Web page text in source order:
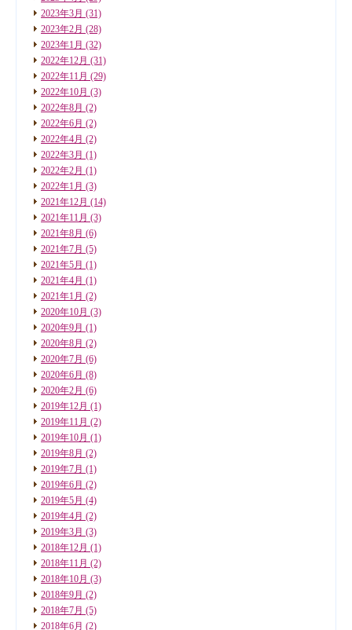
2023年3月 (31)
2023年2月 (28)
2023年1月 (32)
2022年12月 (31)
2022年11月 (29)
2022年10月 (3)
2022年8月 (2)
2022年6月 (2)
2022年4月 (2)
2022年3月 (1)
2022年2月 (1)
2022年1月 (3)
2021年12月 (14)
2021年11月 (3)
2021年8月 (6)
2021年7月 (5)
2021年5月 (1)
2021年4月 (1)
2021年1月 (2)
2020年10月 (3)
2020年9月 (1)
2020年8月 (2)
2020年7月 (6)
2020年6月 (8)
2020年2月 (6)
2019年12月 (1)
2019年11月 (2)
2019年10月 (1)
2019年8月 (2)
2019年7月 (1)
2019年6月 (2)
2019年5月 (4)
2019年4月 (2)
2019年3月 (3)
2018年12月 (1)
2018年11月 (2)
2018年10月 (3)
2018年9月 (2)
2018年7月 (5)
2018年6月 (2)